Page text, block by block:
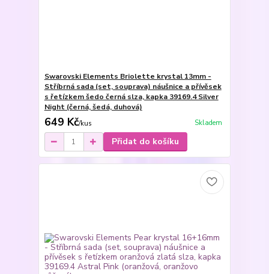
Swarovski Elements Briolette krystal 13mm -
Stříbrná sada (set, souprava) náušnice a přívěsek
s řetízkem šedo černá slza, kapka 39169.4 Silver
Night (černá, šedá, duhová)
649 Kč/kus Skladem
Přidat do košíku